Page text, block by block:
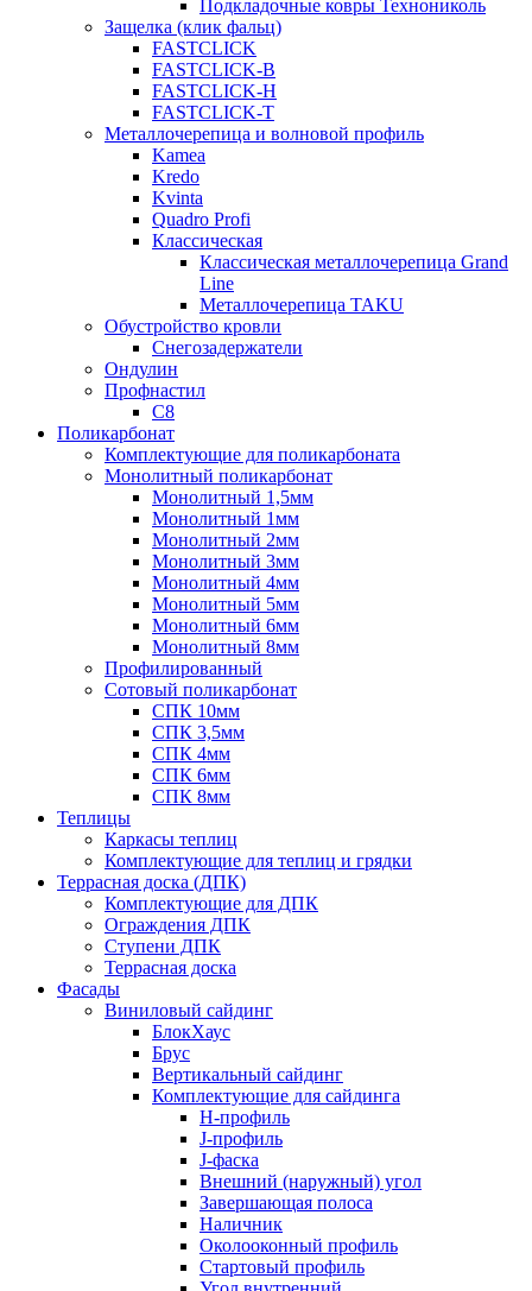
Подкладочные ковры Технониколь
Защелка (клик фальц)
FASTCLICK
FASTCLICK-B
FASTCLICK-H
FASTCLICK-T
Металлочерепица и волновой профиль
Kamea
Kredo
Kvinta
Quadro Profi
Классическая
Классическая металлочерепица Grand
Line
Металлочерепица TAKU
Обустройство кровли
Снегозадержатели
Ондулин
Профнастил
С8
Поликарбонат
Комплектующие для поликарбоната
Монолитный поликарбонат
Монолитный 1,5мм
Монолитный 1мм
Монолитный 2мм
Монолитный 3мм
Монолитный 4мм
Монолитный 5мм
Монолитный 6мм
Монолитный 8мм
Профилированный
Сотовый поликарбонат
СПК 10мм
СПК 3,5мм
СПК 4мм
СПК 6мм
СПК 8мм
Теплицы
Каркасы теплиц
Комплектующие для теплиц и грядки
Террасная доска (ДПК)
Комплектующие для ДПК
Ограждения ДПК
Ступени ДПК
Террасная доска
Фасады
Виниловый сайдинг
БлокХаус
Брус
Вертикальный сайдинг
Комплектующие для сайдинга
H-профиль
J-профиль
J-фаска
Внешний (наружный) угол
Завершающая полоса
Наличник
Околооконный профиль
Стартовый профиль